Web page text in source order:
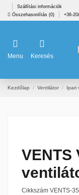
Szállítási információk
Összehasonlítás (0) +36-
Menu Keresés
Kezdőlap Ventilátor Ipari
VENTS
Cikkszám VENTS-